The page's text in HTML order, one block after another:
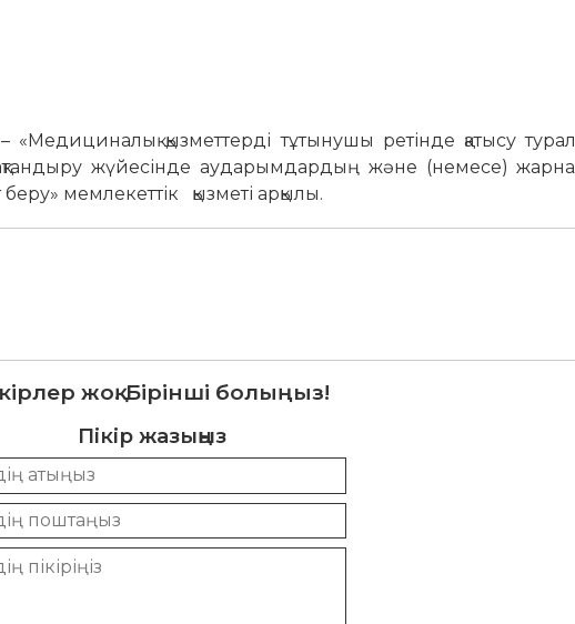
«Медициналық қызметтерді тұтынушы ретінде қатысу
жүйесінде аударымдардың және (немесе)
мемлекеттік қызметі арқылы.
жоқ. Бірінші болыңыз!
Пікір жазыңыз